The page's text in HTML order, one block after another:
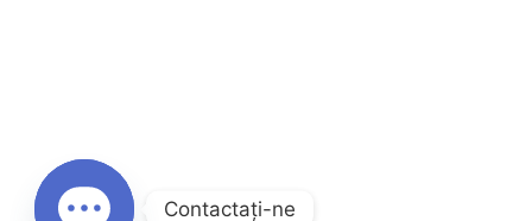
Contactaţi-ne